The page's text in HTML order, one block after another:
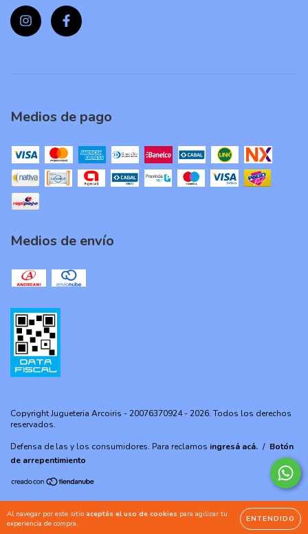
Al navegar por este sitio aceptás el uso de cookies para agilizar tu
experiencia de compra.
ENTENDIDO
Medios de pago
Medios de envío
Copyright Jugueteria Arcoiris - 20076370924 - 2026. Todos los derechos
reservados.
Defensa de las y los consumidores. Para reclamos ingresá acá. / Botón
de arrepentimiento